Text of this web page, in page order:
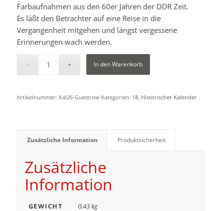
Farbaufnahmen aus den 60er Jahren der DDR Zeit.
Es läßt den Betrachter auf eine Reise in die
Vergangenheit mitgehen und längst vergessene
Erinnerungen wach werden.
In den Warenkorb
Artikelnummer: Kal26-Guestrow Kategorien: 18, Historischer Kalender
Zusätzliche Information Produktsicherheit
Zusätzliche
Information
GEWICHT
0,43 kg